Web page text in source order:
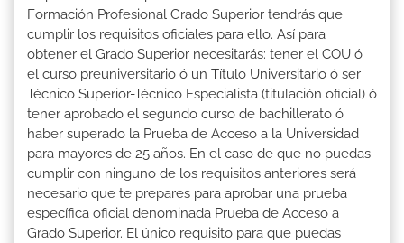
Formación Profesional Grado Superior tendrás que
cumplir los requisitos oficiales para ello. Así para
obtener el Grado Superior necesitarás: tener el COU ó
el curso preuniversitario ó un Título Universitario ó ser
Técnico Superior-Técnico Especialista (titulación oficial) ó
tener aprobado el segundo curso de bachillerato ó
haber superado la Prueba de Acceso a la Universidad
para mayores de 25 años. En el caso de que no puedas
cumplir con ninguno de los requisitos anteriores será
necesario que te prepares para aprobar una prueba
específica oficial denominada Prueba de Acceso a
Grado Superior. El único requisito para que puedas